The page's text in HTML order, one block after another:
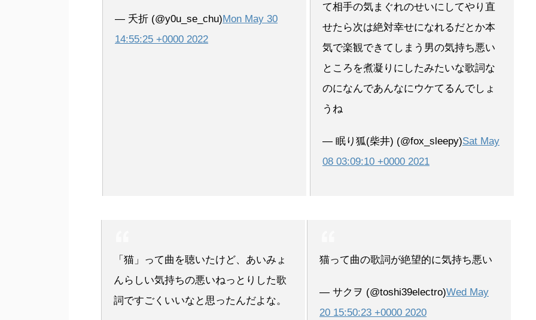
— 夭折 (@y0u_se_chu)Mon May 30
14:55:25 +0000 2022
て相手の気まぐれのせいにしてやり直
せたら次は絶対幸せになれるだとか本
気で楽観できてしまう男の気持ち悪い
ところを煮凝りにしたみたいな歌詞な
のになんであんなにウケてるんでしょ
うね
— 眠り狐(柴井) (@fox_sleepy)Sat May
08 03:09:10 +0000 2021
「猫」って曲を聴いたけど、あいみょ
んらしい気持ちの悪いねっとりした歌
詞ですごくいいなと思ったんだよな。
猫って曲の歌詞が絶望的に気持ち悪い
— サクヲ (@toshi39electro)Wed May
20 15:50:23 +0000 2020